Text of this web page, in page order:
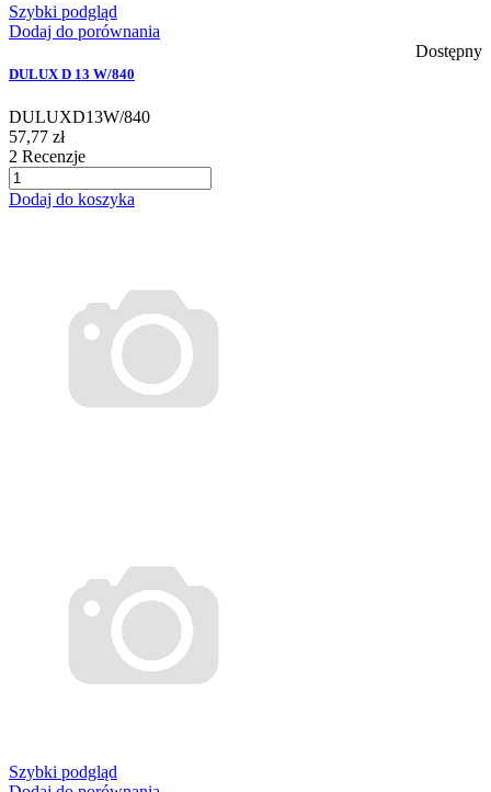
Szybki podgląd
Dodaj do porównania
Dostępny
DULUX D 13 W/840
DULUXD13W/840
57,77 zł
2 Recenzje
Dodaj do koszyka
Szybki podgląd